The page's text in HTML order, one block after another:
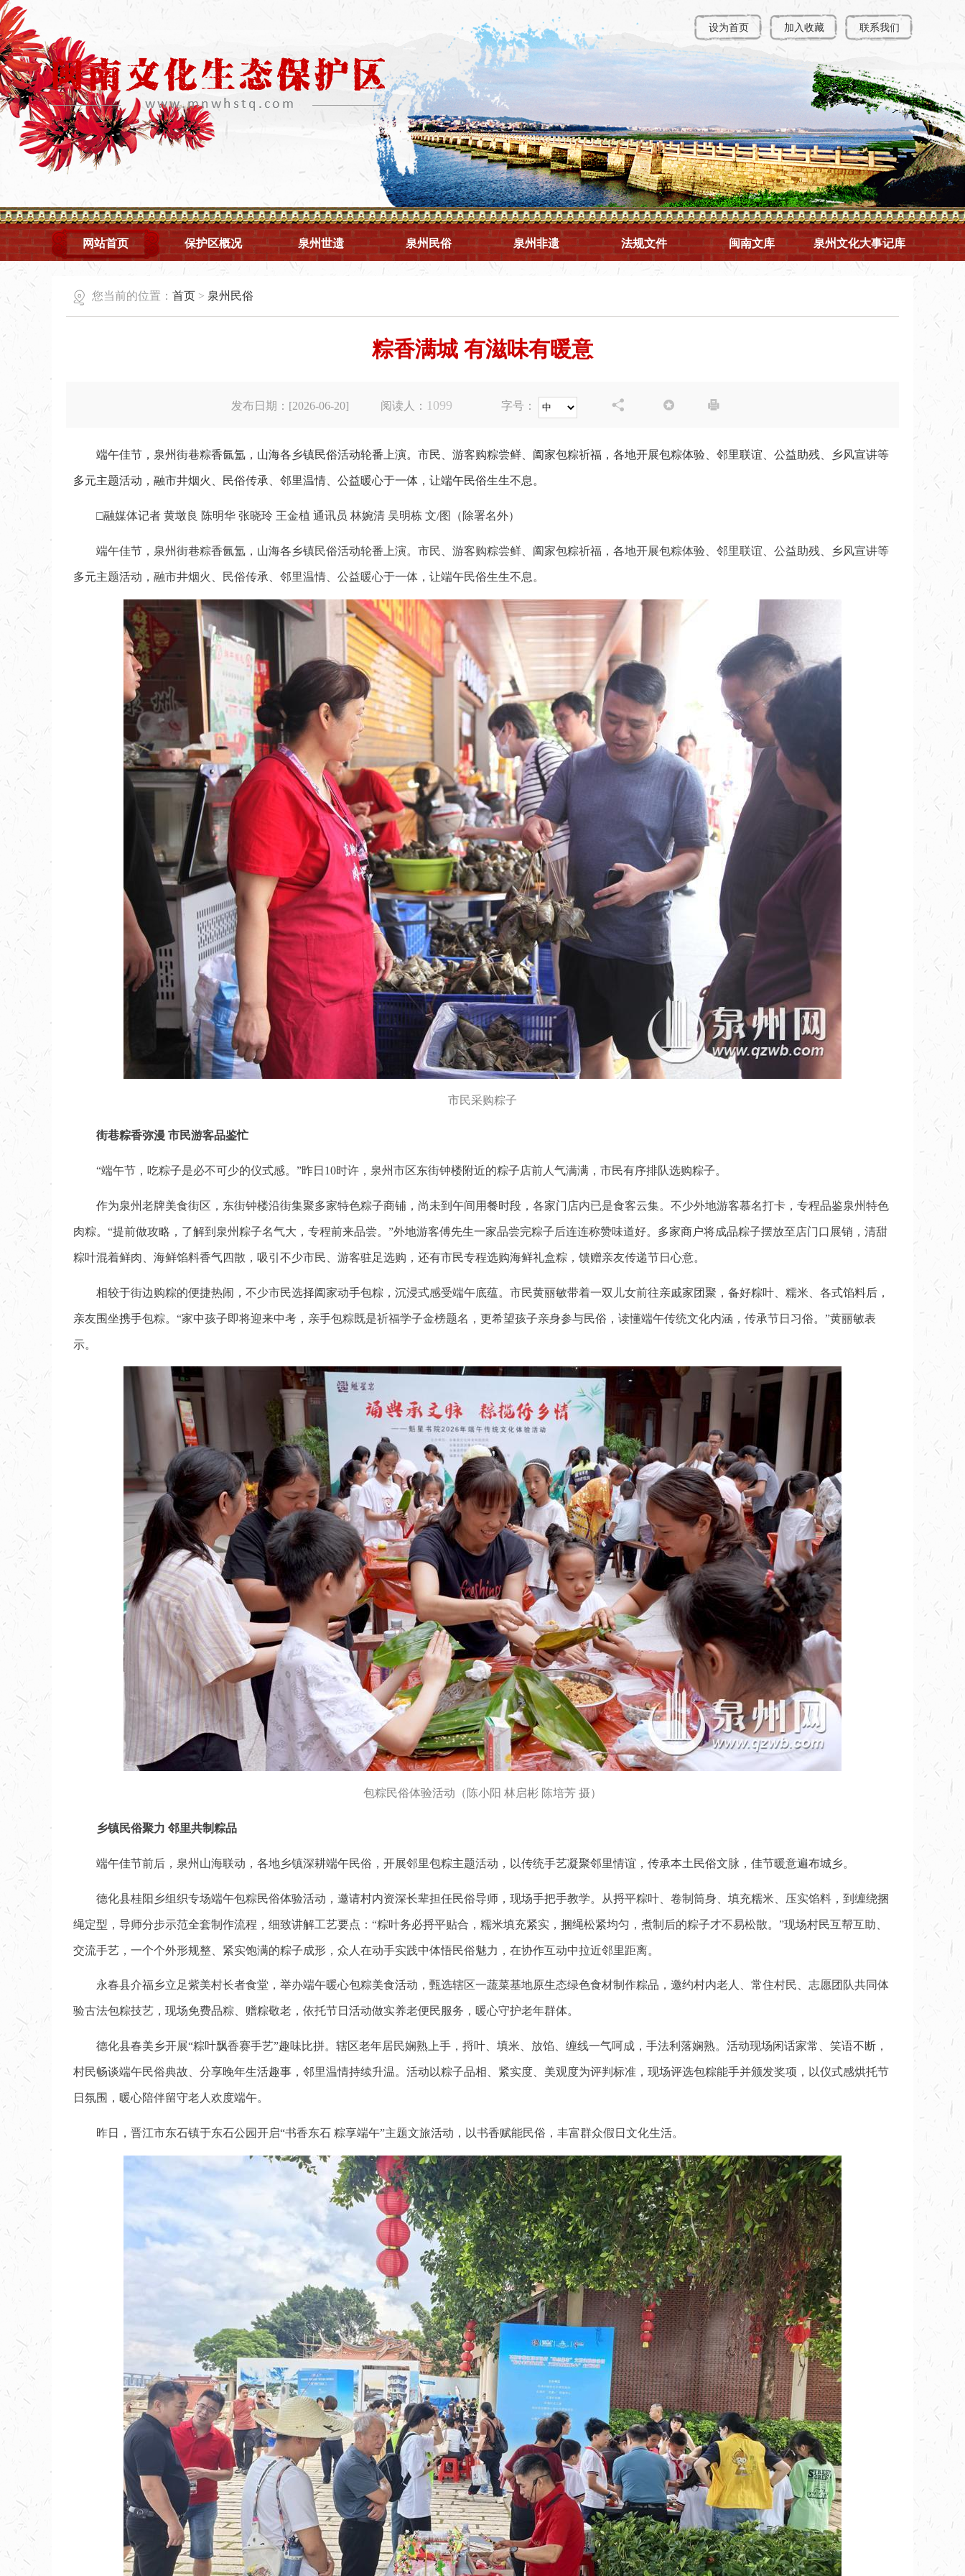
设为首页 加入收藏 联系我们
网站首页 保护区概况 泉州世遗 泉州民俗 泉州非遗 法规文件 闽南文库 泉州文化大事记库
您当前的位置： 首页 > 泉州民俗
粽香满城 有滋味有暖意
发布日期：[2026-06-20] 阅读人： 1099 字号：   
端午佳节，泉州街巷粽香氤氲，山海各乡镇民俗活动轮番上演。市民、游客购粽尝鲜、阖家包粽祈福，各地开展包粽体验、邻里联谊、公益助残、乡风宣讲等
多元主题活动，融市井烟火、民俗传承、邻里温情、公益暖心于一体，让端午民俗生生不息。
□融媒体记者 黄墩良 陈明华 张晓玲 王金植 通讯员 林婉清 吴明栋 文/图（除署名外）
端午佳节，泉州街巷粽香氤氲，山海各乡镇民俗活动轮番上演。市民、游客购粽尝鲜、阖家包粽祈福，各地开展包粽体验、邻里联谊、公益助残、乡风宣讲等
多元主题活动，融市井烟火、民俗传承、邻里温情、公益暖心于一体，让端午民俗生生不息。
市民采购粽子
街巷粽香弥漫 市民游客品鉴忙
“端午节，吃粽子是必不可少的仪式感。”昨日10时许，泉州市区东街钟楼附近的粽子店前人气满满，市民有序排队选购粽子。
作为泉州老牌美食街区，东街钟楼沿街集聚多家特色粽子商铺，尚未到午间用餐时段，各家门店内已是食客云集。不少外地游客慕名打卡，专程品鉴泉州特色
肉粽。“提前做攻略，了解到泉州粽子名气大，专程前来品尝。”外地游客傅先生一家品尝完粽子后连连称赞味道好。多家商户将成品粽子摆放至店门口展销，清甜
粽叶混着鲜肉、海鲜馅料香气四散，吸引不少市民、游客驻足选购，还有市民专程选购海鲜礼盒粽，馈赠亲友传递节日心意。
相较于街边购粽的便捷热闹，不少市民选择阖家动手包粽，沉浸式感受端午底蕴。市民黄丽敏带着一双儿女前往亲戚家团聚，备好粽叶、糯米、各式馅料后，
亲友围坐携手包粽。“家中孩子即将迎来中考，亲手包粽既是祈福学子金榜题名，更希望孩子亲身参与民俗，读懂端午传统文化内涵，传承节日习俗。”黄丽敏表
示。
包粽民俗体验活动（陈小阳 林启彬 陈培芳 摄）
乡镇民俗聚力 邻里共制粽品
端午佳节前后，泉州山海联动，各地乡镇深耕端午民俗，开展邻里包粽主题活动，以传统手艺凝聚邻里情谊，传承本土民俗文脉，佳节暖意遍布城乡。
德化县桂阳乡组织专场端午包粽民俗体验活动，邀请村内资深长辈担任民俗导师，现场手把手教学。从捋平粽叶、卷制筒身、填充糯米、压实馅料，到缠绕捆
绳定型，导师分步示范全套制作流程，细致讲解工艺要点：“粽叶务必捋平贴合，糯米填充紧实，捆绳松紧均匀，煮制后的粽子才不易松散。”现场村民互帮互助、
交流手艺，一个个外形规整、紧实饱满的粽子成形，众人在动手实践中体悟民俗魅力，在协作互动中拉近邻里距离。
永春县介福乡立足紫美村长者食堂，举办端午暖心包粽美食活动，甄选辖区一蔬菜基地原生态绿色食材制作粽品，邀约村内老人、常住村民、志愿团队共同体
验古法包粽技艺，现场免费品粽、赠粽敬老，依托节日活动做实养老便民服务，暖心守护老年群体。
德化县春美乡开展“粽叶飘香赛手艺”趣味比拼。辖区老年居民娴熟上手，捋叶、填米、放馅、缠线一气呵成，手法利落娴熟。活动现场闲话家常、笑语不断，
村民畅谈端午民俗典故、分享晚年生活趣事，邻里温情持续升温。活动以粽子品相、紧实度、美观度为评判标准，现场评选包粽能手并颁发奖项，以仪式感烘托节
日氛围，暖心陪伴留守老人欢度端午。
昨日，晋江市东石镇于东石公园开启“书香东石 粽享端午”主题文旅活动，以书香赋能民俗，丰富群众假日文化生活。